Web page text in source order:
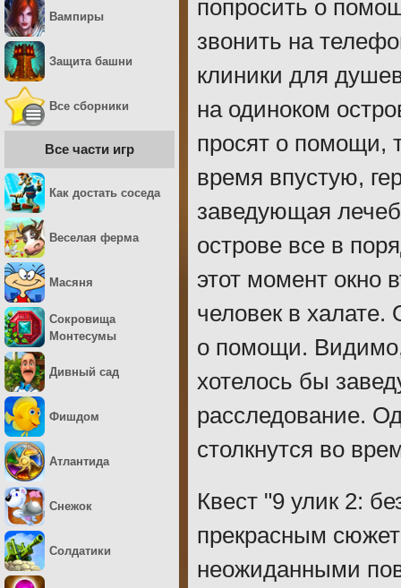
попросить о
звонить на
клиники для
на одиноком
просят о помощи,
время впустую,
заведующая
острове все в
этот момент окно
человек в
о помощи. Видимо,
хотелось бы
расследование.
столкнутся во
Квест "9 улик 2:
прекрасным
неожиданными
Вампиры
Защита башни
Все сборники
Все части игр
Как достать соседа
Веселая ферма
Масяня
Сокровища
Монтесумы
Дивный сад
Фишдом
Атлантида
Снежок
Солдатики